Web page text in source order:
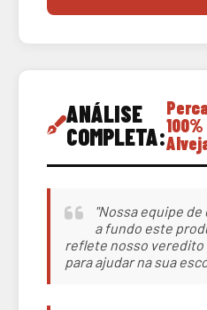
ANÁLISE
COMPLETA:
"Nossa equipe
a fundo este
reflete nosso veredito
para ajudar na sua